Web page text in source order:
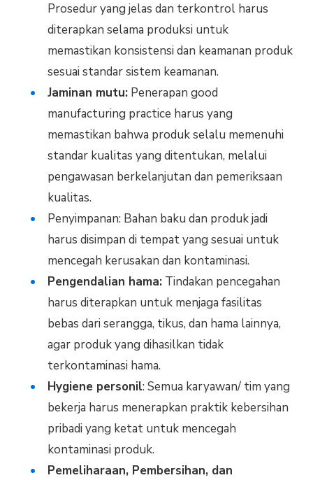
Prosedur yang jelas dan terkontrol harus
diterapkan selama produksi untuk
memastikan konsistensi dan keamanan produk
sesuai standar sistem keamanan.
Jaminan mutu:Penerapan good
manufacturing practice harus yang
memastikan bahwa produk selalu memenuhi
standar kualitas yang ditentukan, melalui
pengawasan berkelanjutan dan pemeriksaan
kualitas.
Penyimpanan: Bahan baku dan produk jadi
harus disimpan di tempat yang sesuai untuk
mencegah kerusakan dan kontaminasi.
Pengendalian hama:Tindakan pencegahan
harus diterapkan untuk menjaga fasilitas
bebas dari serangga, tikus, dan hama lainnya,
agar produk yang dihasilkan tidak
terkontaminasi hama.
Hygiene personil: Semua karyawan/ tim yang
bekerja harus menerapkan praktik kebersihan
pribadi yang ketat untuk mencegah
kontaminasi produk.
Pemeliharaan, Pembersihan, dan